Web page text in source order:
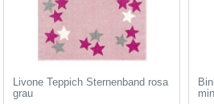
Livone Teppich Sternenband rosa
grau